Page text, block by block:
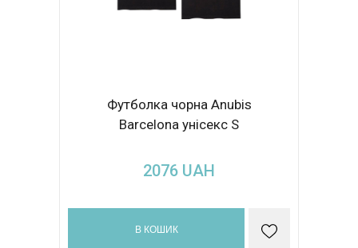
Футболка чорна Anubis
Barcelona унісекс S
2076 UAH
В КОШИК